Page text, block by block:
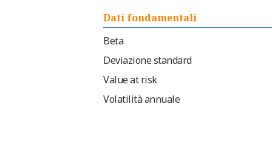
Dati fondamentali
Beta
Deviazione standard
Value at risk
Volatilità annuale